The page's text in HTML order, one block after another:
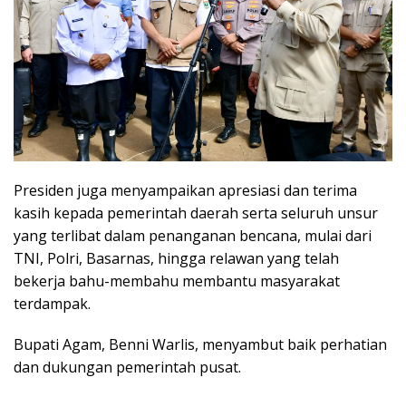
Presiden juga menyampaikan apresiasi dan terima
kasih kepada pemerintah daerah serta seluruh unsur
yang terlibat dalam penanganan bencana, mulai dari
TNI, Polri, Basarnas, hingga relawan yang telah
bekerja bahu-membahu membantu masyarakat
terdampak.
Bupati Agam, Benni Warlis, menyambut baik perhatian
dan dukungan pemerintah pusat.